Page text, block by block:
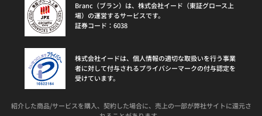
Branc（ブラン）は、株式会社イード（東証グロース上
場）の運営するサービスです。
証券コード：6038
株式会社イードは、個人情報の適切な取扱いを行う事業
者に対して付与されるプライバシーマークの付与認定を
受けています。
紹介した商品/サービスを購入、契約した場合に、売上の一部が弊社サイトに還元さ